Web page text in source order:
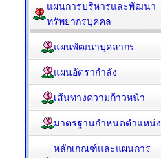
แผนการบริหารและพัฒนา
ทรัพยากรบุคคล
แผนพัฒนาบุคลากร
แผนอัตรากำลัง
เส้นทางความก้าวหน้า
มาตรฐานกำหนดตำแหน่ง
หลักเกณฑ์และแผนการ